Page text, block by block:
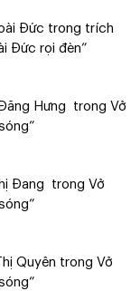
Đức trong trích
Đức rọi đèn”
Hưng trong Vở
Đang trong Vở
Quyên trong Vở